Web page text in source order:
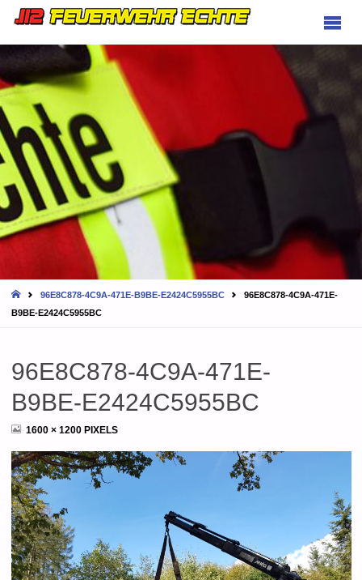
HOME96E8C878-4C9A-471E-B9BE-E2424C5955BC
96E8C878-4C9A-471E-
B9BE-E2424C5955BC
96E8C878-4C9A-471E-
B9BE-E2424C5955BC
FULL1600 × 1200 PIXELS